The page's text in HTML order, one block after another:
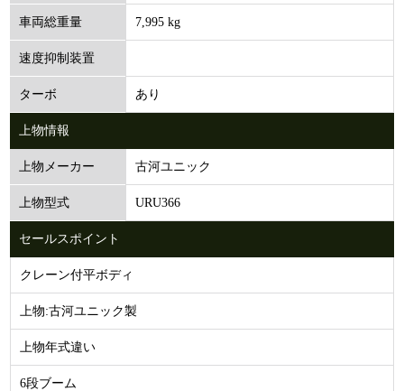
車両総重量 7,995 kg
速度抑制装置
ターボ あり
上物情報
上物メーカー 古河ユニック
上物型式 URU366
セールスポイント
クレーン付平ボディ
上物:古河ユニック製
上物年式違い
6段ブーム